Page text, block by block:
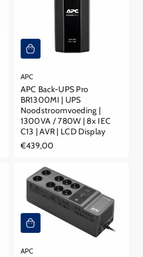
APC
APC Back-UPS Pro
BR1300MI | UPS
Noodstroomvoeding |
1300VA / 780W | 8x IEC
C13 | AVR | LCD Display
Reguliere
€439,00
APC